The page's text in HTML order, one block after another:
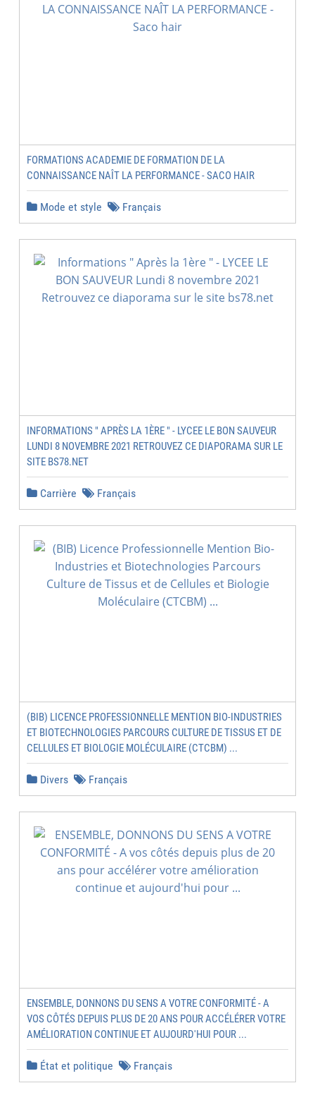
FORMATIONS ACADEMIE DE FORMATION DE LA
CONNAISSANCE NAÎT LA PERFORMANCE - SACO HAIR
Mode et style Français
INFORMATIONS " APRÈS LA 1ÈRE " - LYCEE LE BON SAUVEUR
LUNDI 8 NOVEMBRE 2021 RETROUVEZ CE DIAPORAMA SUR LE
SITE BS78.NET
Carrière Français
(BIB) LICENCE PROFESSIONNELLE MENTION BIO-INDUSTRIES
ET BIOTECHNOLOGIES PARCOURS CULTURE DE TISSUS ET DE
CELLULES ET BIOLOGIE MOLÉCULAIRE (CTCBM) ...
Divers Français
ENSEMBLE, DONNONS DU SENS A VOTRE CONFORMITÉ - A
VOS CÔTÉS DEPUIS PLUS DE 20 ANS POUR ACCÉLÉRER VOTRE
AMÉLIORATION CONTINUE ET AUJOURD'HUI POUR ...
État et politique Français